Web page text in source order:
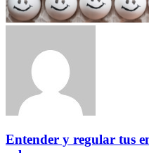
Entender y regular tus